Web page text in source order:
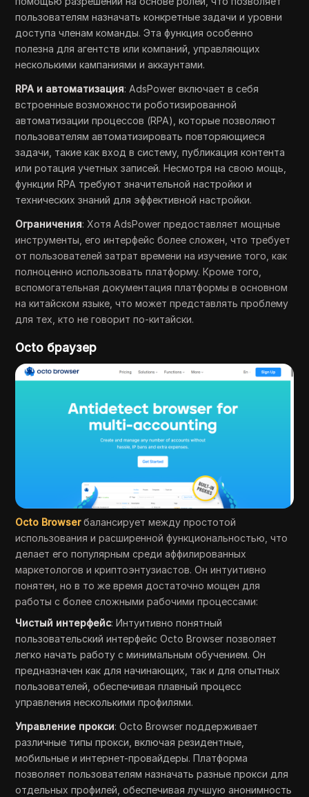
пользователям назначать конкретные задачи и уровни
доступа членам команды. Эта функция особенно
полезна для агентств или компаний, управляющих
несколькими кампаниями и аккаунтами.
RPA и автоматизация: AdsPower включает в себя
встроенные возможности роботизированной
автоматизации процессов (RPA), которые позволяют
пользователям автоматизировать повторяющиеся
задачи, такие как вход в систему, публикация контента
или ротация учетных записей. Несмотря на свою мощь,
функции RPA требуют значительной настройки и
технических знаний для эффективной настройки.
Ограничения: Хотя AdsPower предоставляет мощные
инструменты, его интерфейс более сложен, что требует
от пользователей затрат времени на изучение того, как
полноценно использовать платформу. Кроме того,
вспомогательная документация платформы в основном
на китайском языке, что может представлять проблему
для тех, кто не говорит по-китайски.
Octo браузер
Octo Browserбалансирует между простотой
использования и расширенной функциональностью, что
делает его популярным среди аффилированных
маркетологов и криптоэнтузиастов. Он интуитивно
понятен, но в то же время достаточно мощен для
работы с более сложными рабочими процессами:
Чистый интерфейс: Интуитивно понятный
пользовательский интерфейс Octo Browser позволяет
легко начать работу с минимальным обучением. Он
предназначен как для начинающих, так и для опытных
пользователей, обеспечивая плавный процесс
управления несколькими профилями.
Управление прокси: Octo Browser поддерживает
различные типы прокси, включая резидентные,
мобильные и интернет-провайдеры. Платформа
позволяет пользователям назначать разные прокси для
отдельных профилей, обеспечивая лучшую анонимность